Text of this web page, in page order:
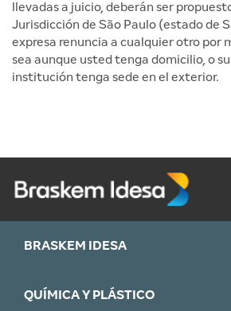
llevadas a juicio, deberán ser
Jurisdicción de São Paulo (estado de
expresa renuncia a cualquier otro por
sea aunque usted tenga domicilio, o
institución tenga sede en el exterior.
BRASKEM IDESA
QUÍMICA Y PLÁSTICO